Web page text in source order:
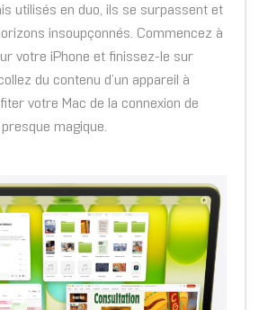
utilisés en duo, ils se surpassent et
insoupçonnés. Commencez à
votre iPhone et finissez‑le sur
du contenu d’un appareil à
votre Mac de la connexion de
magique.